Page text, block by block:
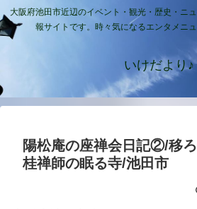
大阪府池田市近辺のイベント・観光・歴史・ニ
報サイトです。時々気になるエンタメニ
いけだより♪
陽松庵の座禅会日記②/移
桂禅師の眠る寺/池田市